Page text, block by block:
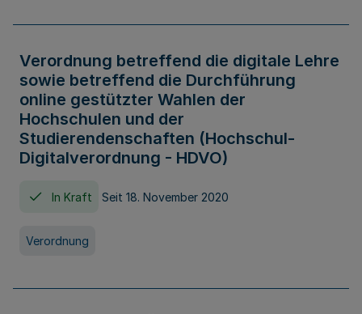
Verordnung betreffend die digitale Lehre
sowie betreffend die Durchführung
online gestützter Wahlen der
Hochschulen und der
Studierendenschaften (Hochschul-
Digitalverordnung - HDVO)
In Kraft Seit 18. November 2020
Verordnung